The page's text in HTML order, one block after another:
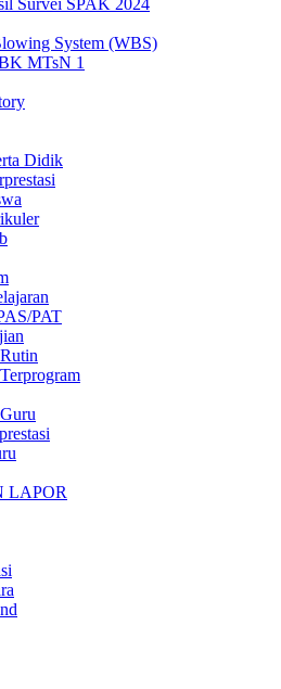
Survei SPAK 2024
System (WBS)
MTsN 1
Didik
PAT
LAPOR